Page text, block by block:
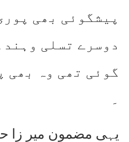
پیشگوئی بھی
دوسرے تسلی
گوئی تھی وہ بھی
۔
یہی مضمون میر زا